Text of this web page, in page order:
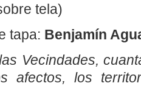
tela)
tapa: Benjamín
Vecindades,
afectos, los